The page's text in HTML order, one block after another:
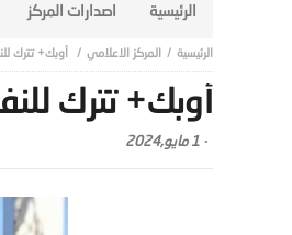
الرئيسية اصدارات المركز
المركز الاعلامي أوبك+ تترك
أوبك+ تترك
- 1 مايو,2024